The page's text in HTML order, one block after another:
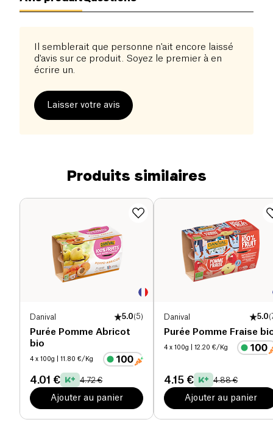
Il semblerait que personne n'ait encore laissé
d'avis sur ce produit. Soyez le premier à en
écrire un.
Laisser votre avis
Produits similaires
Danival 5.0(5)
Purée Pomme Abricot
bio
4 x 100g | 11.80 €/Kg
4.01 € 4.72 €
Ajouter au panier
Danival 5.0(
Purée Pomme Fraise
4 x 100g | 12.20 €/Kg
4.15 € 4.88 €
Ajouter au panier